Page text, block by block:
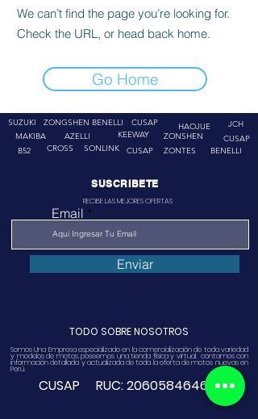
We can’t find the page you’re looking for.
Check the URL, or head back home.
Go Home
SUZUKI
ZONGSHEN
MAKIBA
AZELLI
BENELLI
CUSAP
KEEWAY
B52
CROSS SONLINK CUSAP
HAOJUE
JCH
ZONSHEN
ZONTES
CUSAP
BENELLI
SUSCRIBETE
RECIBE LAS MEJORES OFERTAS
Email
Enviar
TODO SOBRE NOSOTROS
Somos Una Empresa especializado en la comercialización de toda variedad
y modelos de motos, poseemos una tienda física y virtual. contamos con
información detallada y actualizada de toda la oferta de motos nuevas en
Perú.
CUSAP RUC:20605846468